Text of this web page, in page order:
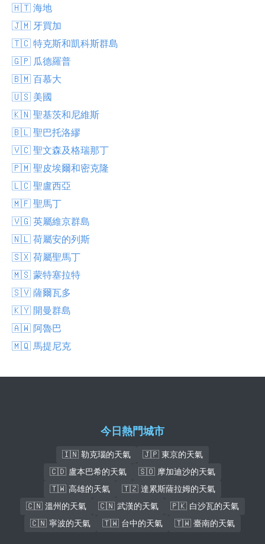
🇭🇹 海地
🇯🇲 牙買加
🇹🇨 特克斯和凱科斯群島
🇬🇵 瓜德羅普
🇧🇲 百慕大
🇺🇸 美國
🇰🇳 聖基茨和尼維斯
🇧🇱 聖巴托洛繆
🇻🇨 聖文森及格瑞那丁
🇵🇲 聖皮埃爾和密克隆
🇱🇨 聖盧西亞
🇲🇫 聖馬丁
🇻🇬 英屬維京群島
🇳🇱 荷屬安的列斯
🇸🇽 荷屬聖馬丁
🇲🇸 蒙特塞拉特
🇸🇻 薩爾瓦多
🇰🇾 開曼群島
🇦🇼 阿魯巴
🇲🇶 馬提尼克
今日熱門城市
🇮🇳 勒克瑙的天氣
🇯🇵 東京的天氣
🇨🇩 盧本巴希的天氣
🇸🇴 摩加迪沙的天氣
🇹🇼 高雄的天氣
🇹🇿 達累斯薩拉姆的天氣
🇨🇳 溫州的天氣
🇨🇳 武漢的天氣
🇵🇰 白沙瓦的天氣
🇨🇳 寧波的天氣
🇹🇼 台中的天氣 🇹🇼 臺南的天氣